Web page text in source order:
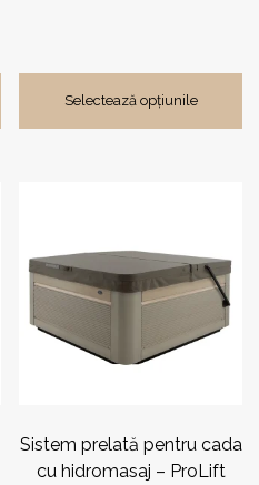
Selectează opțiunile
Sistem prelată pentru cada
cu hidromasaj – ProLift